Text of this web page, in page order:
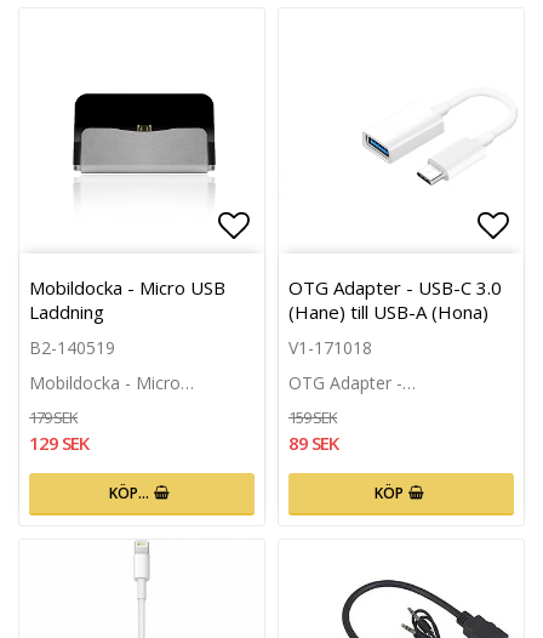
Lägg till i favoritlistan
Mobildocka - Micro USB
Laddning
B2-140519
Mobildocka - Micro…
179 SEK
129 SEK
KÖP…
OTG Adapter - USB-C 3.0
(Hane) till USB-A (Hona)
V1-171018
OTG Adapter -…
159 SEK
89 SEK
KÖP